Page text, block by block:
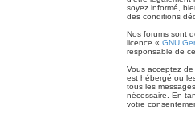
soyez informé,
des conditions
Nos forums sont
licence « GNU
responsable de
Vous acceptez
est hébergé ou
tous les
nécessaire. En
votre